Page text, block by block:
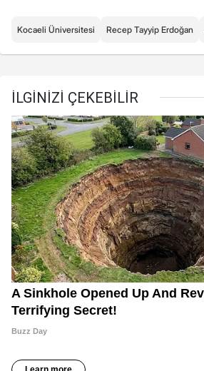
Kocaeli Üniversitesi Recep Tayyip Erdoğan